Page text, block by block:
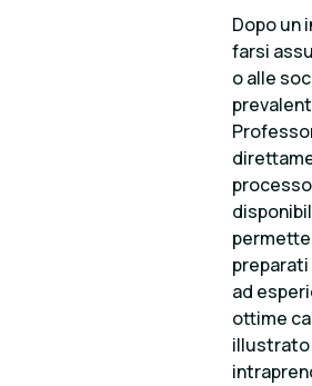
Dopo un
farsi
o alle
preparati
ad
ottime
illustrato